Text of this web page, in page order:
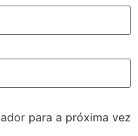
para a próxima vez